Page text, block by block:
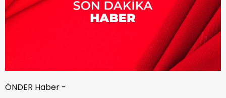
ÖNDER Haber -